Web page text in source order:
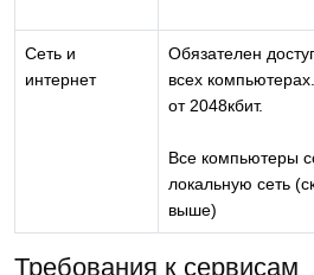
Сеть и
интернет
Обязателен
всех
от 2048кбит.
Все компьютеры
локальную сеть
выше)
Требования к сервисам